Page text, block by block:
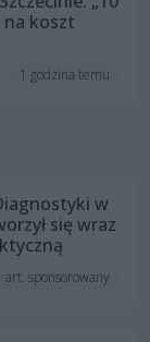
koszt
1 godzina temu
w
się wraz
art. sponsorowany